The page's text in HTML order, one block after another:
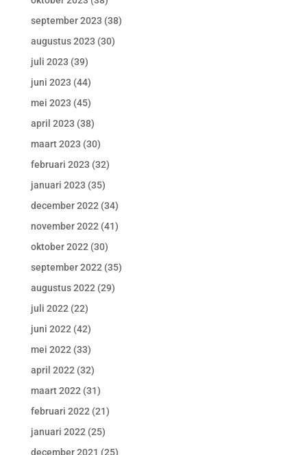
september 2023 (38)
augustus 2023 (30)
juli 2023 (39)
juni 2023 (44)
mei 2023 (45)
april 2023 (38)
maart 2023 (30)
februari 2023 (32)
januari 2023 (35)
december 2022 (34)
november 2022 (41)
oktober 2022 (30)
september 2022 (35)
augustus 2022 (29)
juli 2022 (22)
juni 2022 (42)
mei 2022 (33)
april 2022 (32)
maart 2022 (31)
februari 2022 (21)
januari 2022 (25)
december 2021 (25)